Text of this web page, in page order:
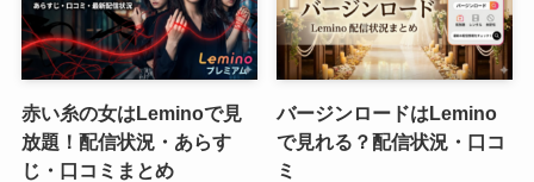
赤い糸の女はLeminoで見
放題！配信状況・あらす
じ・口コミまとめ
バージンロードはLemino
で見れる？配信状況・口コ
ミ